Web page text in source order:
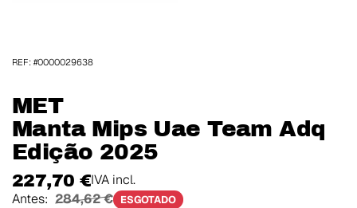
MET
Manta Mips Uae Team Adq
Edição 2025
227,70 €IVA incl.
Antes: 284,62 € ESGOTADO
REF: #0000029638